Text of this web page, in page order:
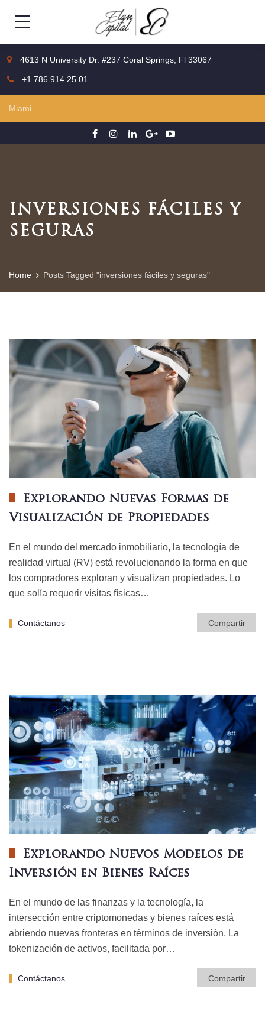
4613 N University Dr. #237 Coral Springs, Fl 33067
+1 786 914 25 01
INVERSIONES FÁCILES Y
SEGURAS
Home Posts Tagged "inversiones fáciles y seguras"
Explorando Nuevas Formas de
Visualización de Propiedades
En el mundo del mercado inmobiliario, la tecnología de
realidad virtual (RV) está revolucionando la forma en que
los compradores exploran y visualizan propiedades. Lo
que solía requerir visitas físicas…
Contáctanos Compartir
Explorando Nuevos Modelos de
Inversión en Bienes Raíces
En el mundo de las finanzas y la tecnología, la
intersección entre criptomonedas y bienes raíces está
abriendo nuevas fronteras en términos de inversión. La
tokenización de activos, facilitada por…
Contáctanos Compartir